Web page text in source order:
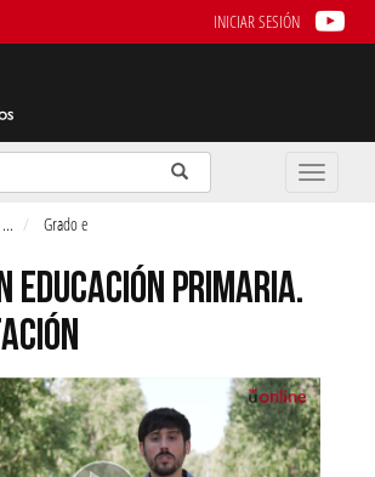
INICIAR SESIÓN
Enviar
Buscar
Toggle
... Grado e
EDUCACIÓN PRIMARIA.